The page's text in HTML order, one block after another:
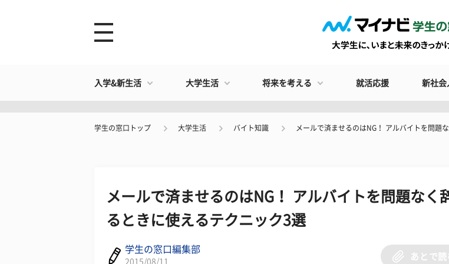
入学&新生活 大学生活 将来を考える 就活応援 新社会
学生の窓口トップ 大学生活 バイト知識 メールで済ませるのはNG！ アルバイトを問題
メールで済ませるのはNG！ アルバイトを問題なく
るときに使えるテクニック3選
学生の窓口編集部
2015/08/11
あとで読